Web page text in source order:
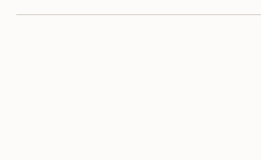
Bewertung.